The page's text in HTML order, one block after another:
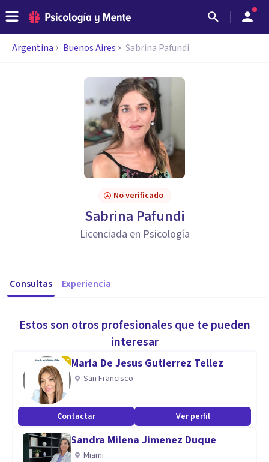
Argentina Buenos Aires Sabrina Pafundi
No verificado
Sabrina Pafundi
Licenciada en Psicología
Consultas Experiencia
Estos son otros profesionales que te pueden
interesar
Maria De Jesus Gutierrez Tellez
San Francisco
Contactar Ver perfil
Sandra Milena Jimenez Duque
Miami